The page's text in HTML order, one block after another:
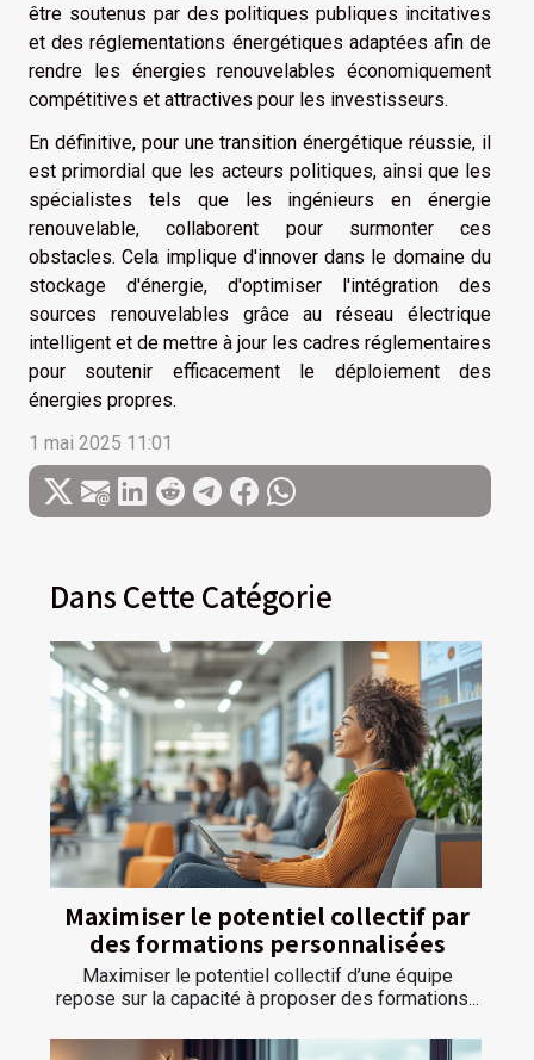
être soutenus par des politiques publiques incitatives
et des réglementations énergétiques adaptées afin de
rendre les énergies renouvelables économiquement
compétitives et attractives pour les investisseurs.
En définitive, pour une transition énergétique réussie, il
est primordial que les acteurs politiques, ainsi que les
spécialistes tels que les ingénieurs en énergie
renouvelable, collaborent pour surmonter ces
obstacles. Cela implique d'innover dans le domaine du
stockage d'énergie, d'optimiser l'intégration des
sources renouvelables grâce au réseau électrique
intelligent et de mettre à jour les cadres réglementaires
pour soutenir efficacement le déploiement des
énergies propres.
1 mai 2025 11:01
Dans Cette Catégorie
Maximiser le potentiel collectif par
des formations personnalisées
Maximiser le potentiel collectif d’une équipe
repose sur la capacité à proposer des formations...